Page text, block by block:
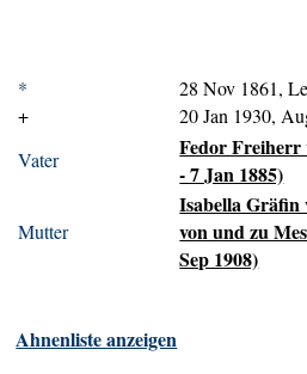
*
28 Nov 1861,
+
20 Jan 1930,
Vater
Fedor Freiherr
- 7 Jan 1885)
Mutter
Isabella Gräfin
von und zu
Sep 1908)
Ahnenliste anzeigen